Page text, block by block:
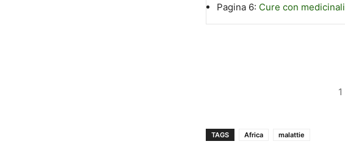
Pagina 6: Cure con medicinali
1
TAGS Africa malattie